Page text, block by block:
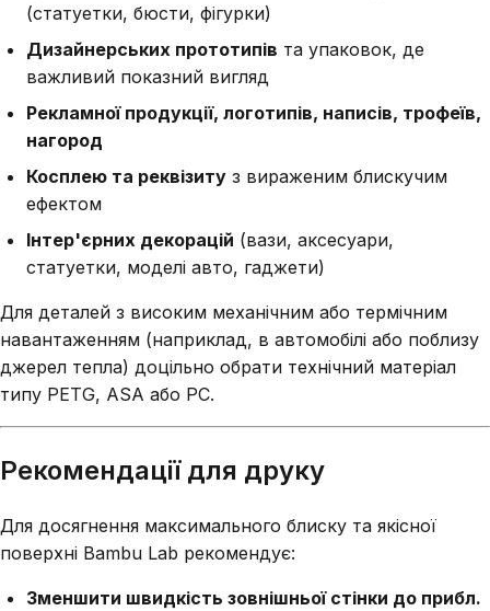
(статуетки, бюсти, фігурки)
Дизайнерських прототипів та упаковок, де
важливий показний вигляд
Рекламної продукції, логотипів, написів, трофеїв,
нагород
Косплею та реквізиту з вираженим блискучим
ефектом
Інтер'єрних декорацій (вази, аксесуари,
статуетки, моделі авто, гаджети)
Для деталей з високим механічним або термічним
навантаженням (наприклад, в автомобілі або поблизу
джерел тепла) доцільно обрати технічний матеріал
типу PETG, ASA або PC.
Рекомендації для друку
Для досягнення максимального блиску та якісної
поверхні Bambu Lab рекомендує:
Зменшити швидкість зовнішньої стінки до прибл.